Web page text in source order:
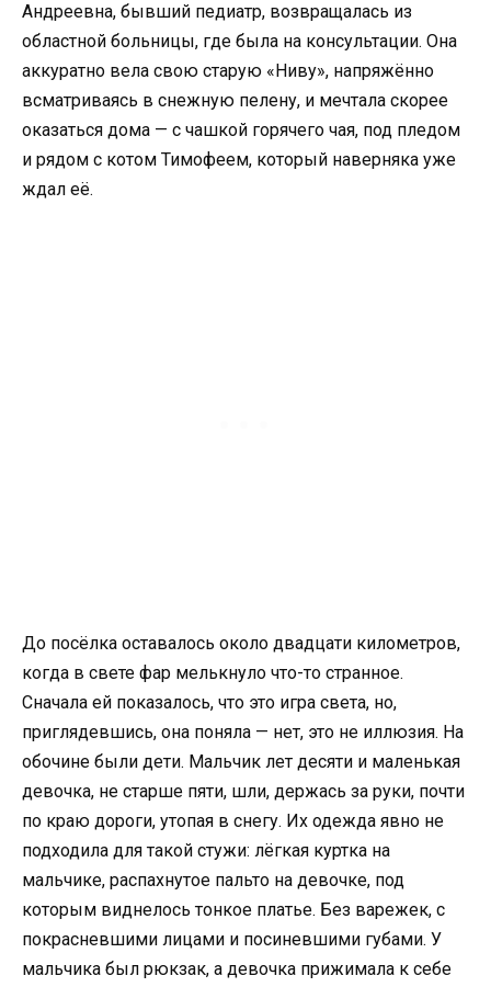
Андреевна, бывший педиатр, возвращалась из
областной больницы, где была на консультации. Она
аккуратно вела свою старую «Ниву», напряжённо
всматриваясь в снежную пелену, и мечтала скорее
оказаться дома — с чашкой горячего чая, под пледом
и рядом с котом Тимофеем, который наверняка уже
ждал её.
До посёлка оставалось около двадцати километров,
когда в свете фар мелькнуло что-то странное.
Сначала ей показалось, что это игра света, но,
приглядевшись, она поняла — нет, это не иллюзия. На
обочине были дети. Мальчик лет десяти и маленькая
девочка, не старше пяти, шли, держась за руки, почти
по краю дороги, утопая в снегу. Их одежда явно не
подходила для такой стужи: лёгкая куртка на
мальчике, распахнутое пальто на девочке, под
которым виднелось тонкое платье. Без варежек, с
покрасневшими лицами и посиневшими губами. У
мальчика был рюкзак, а девочка прижимала к себе